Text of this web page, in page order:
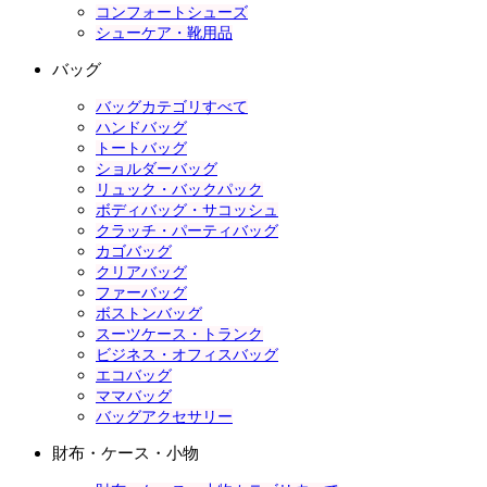
コンフォートシューズ
シューケア・靴用品
バッグ
バッグカテゴリすべて
ハンドバッグ
トートバッグ
ショルダーバッグ
リュック・バックパック
ボディバッグ・サコッシュ
クラッチ・パーティバッグ
カゴバッグ
クリアバッグ
ファーバッグ
ボストンバッグ
スーツケース・トランク
ビジネス・オフィスバッグ
エコバッグ
ママバッグ
バッグアクセサリー
財布・ケース・小物